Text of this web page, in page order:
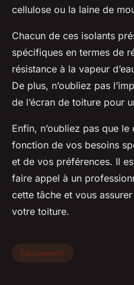
cellulose ou la laine de
Chacun de ces isolants
spécifiques en termes de
résistance à la vapeur
De plus, n’oubliez pas
de l’écran de toiture pour
Enfin, n’oubliez pas que
fonction de vos besoins
et de vos préférences. Il
faire appel à un
cette tâche et vous
votre toiture.
Équipement